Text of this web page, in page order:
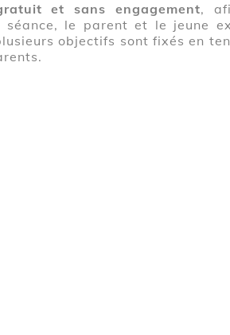
et sans engagement,
séance, le parent et le jeune
objectifs sont fixés en